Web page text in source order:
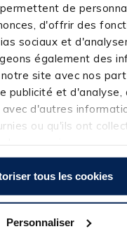
de
d'offrir des
sociaux et
également des
site avec nos
publicité et d'analyse,
avec d'autres
ou qu'ils ont
tous les cookies
Personnaliser
le moulinet sur la canne
de l’ensemble
3 brins
84364-1